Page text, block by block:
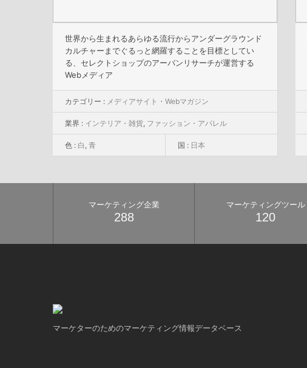
世界から生まれるあらゆる流行からアンダーグラウンド
カルチャーまでぐるっと網羅することを目標としてい
る、セレクトショップのアーバンリサーチが運営する
Webメディア
カテゴリー : メディアサイト・Webマガジン
業界 : インテリア・雑貨, ファッション・アパレル
色 : 白 , 青 国 : 日本
マーケティング企業
288
マーケティングツール
120
マーケターのためのマーケティング情報データベース